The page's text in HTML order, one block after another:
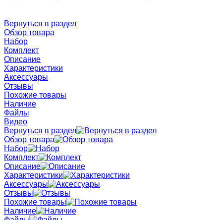
Вернуться в раздел
Обзор товара
Набор
Комплект
Описание
Характеристики
Аксессуары
Отзывы
Похожие товары
Наличие
Файлы
Видео
Вернуться в раздел
Обзор товара
Набор
Комплект
Описание
Характеристики
Аксессуары
Отзывы
Похожие товары
Наличие